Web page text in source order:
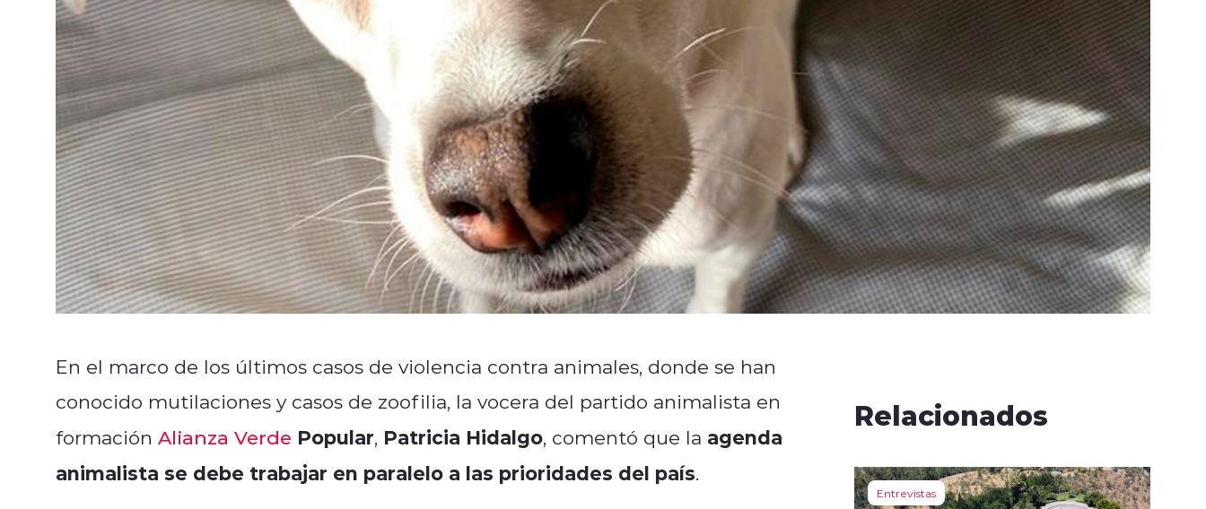
En el marco de los últimos casos de violencia contra animales, donde se han
conocido mutilaciones y casos de zoofilia, la vocera del partido animalista en
formación Alianza Verde Popular, Patricia Hidalgo, comentó que la agenda
animalista se debe trabajar en paralelo a las prioridades del país.
Relacionados
Entrevistas